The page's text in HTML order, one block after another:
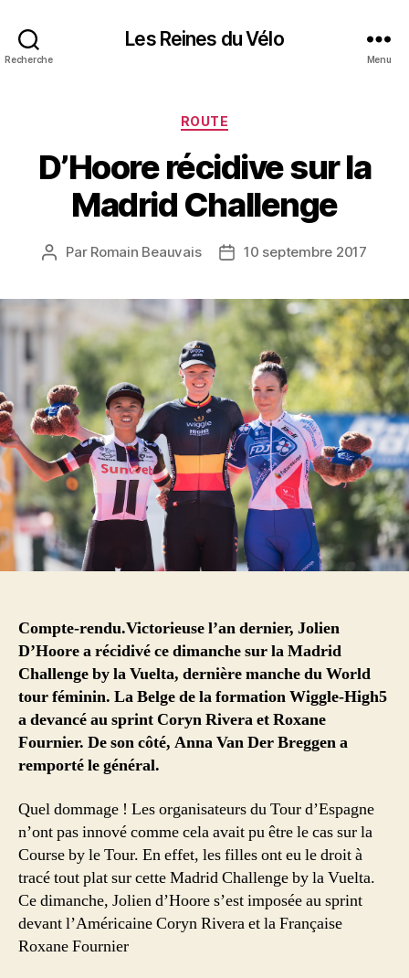
Recherche
Les Reines du Vélo
Menu
Catégories
ROUTE
D’Hoore récidive sur la
Madrid Challenge
Auteur
Par Romain Beauvais
Date10 septembre 2017
Compte-rendu.Victorieuse l’an dernier, Jolien
D’Hoore a récidivé ce dimanche sur la Madrid
Challenge by la Vuelta, dernière manche du World
tour féminin. La Belge de la formation Wiggle-High5
a devancé au sprint Coryn Rivera et Roxane
Fournier. De son côté, Anna Van Der Breggen a
remporté le général.
Quel dommage ! Les organisateurs du Tour d’Espagne
n’ont pas innové comme cela avait pu être le cas sur la
Course by le Tour. En effet, les filles ont eu le droit à
tracé tout plat sur cette Madrid Challenge by la Vuelta.
Ce dimanche, Jolien d’Hoore s’est imposée au sprint
devant l’Américaine Coryn Rivera et la Française
Roxane Fournier